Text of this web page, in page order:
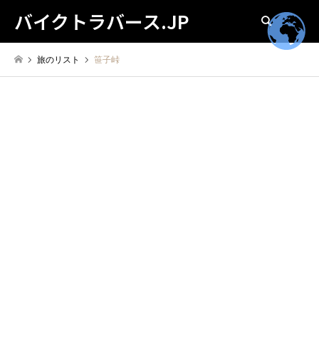
バイクトラバース.JP 検索
旅のリスト 笹子峠